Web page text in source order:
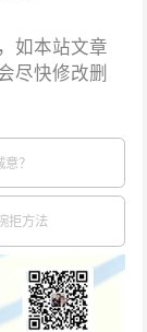
如本站文章
尽快修改删
？
拒方法